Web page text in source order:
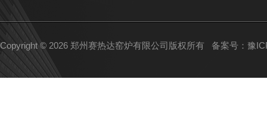
Copyright © 2026 郑州赛热达窑炉有限公司版权所有 备案号：豫